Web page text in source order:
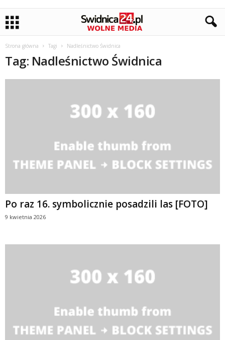
Strona główna Tagi Nadleśnictwo Świdnica
Tag: Nadleśnictwo Świdnica
Po raz 16. symbolicznie posadzili las [FOTO]
9 kwietnia 2026